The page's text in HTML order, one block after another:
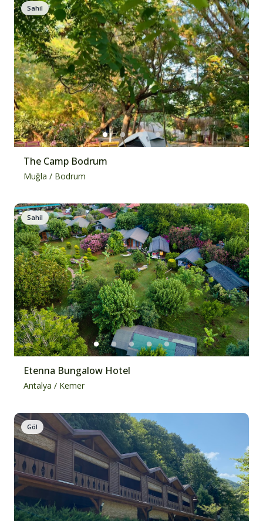
Sahil
The Camp Bodrum
Muğla / Bodrum
Sahil
Etenna Bungalow Hotel
Antalya / Kemer
Göl